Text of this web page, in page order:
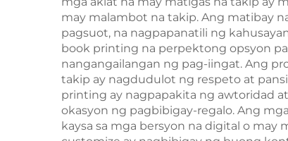
may malambot na takip. Ang matibay
pagsuot, na nagpapanatili ng
book printing na perpektong opsyon
nangangailangan ng pag-iingat. Ang
takip ay nagdudulot ng respeto at
printing ay nagpapakita ng awtoridad
okasyon ng pagbibigay-regalo. Ang
kaysa sa mga bersyon na digital o